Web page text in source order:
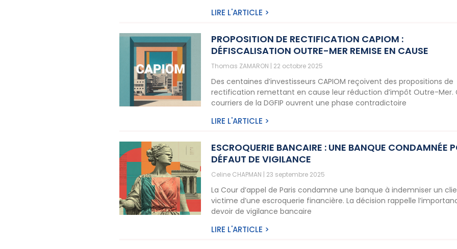
LIRE L'ARTICLE >
PROPOSITION DE RECTIFICATION CAPIOM :
DÉFISCALISATION OUTRE-MER REMISE EN CAUSE
Thomas ZAMARON 22 octobre 2025
Des centaines d’investisseurs CAPIOM reçoivent des propositions de
rectification remettant en cause leur réduction d’impôt Outre-Mer.
courriers de la DGFIP ouvrent une phase contradictoire
LIRE L'ARTICLE >
ESCROQUERIE BANCAIRE : UNE BANQUE CONDAMNÉE
DÉFAUT DE VIGILANCE
Celine CHAPMAN 23 septembre 2025
La Cour d’appel de Paris condamne une banque à indemniser un
victime d’une escroquerie financière. La décision rappelle
devoir de vigilance bancaire
LIRE L'ARTICLE >